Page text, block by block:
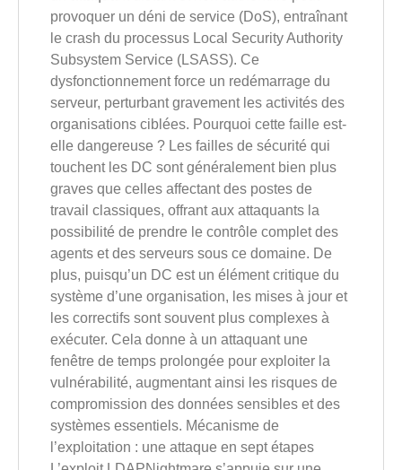
provoquer un déni de service (DoS), entraînant
le crash du processus Local Security Authority
Subsystem Service (LSASS). Ce
dysfonctionnement force un redémarrage du
serveur, perturbant gravement les activités des
organisations ciblées. Pourquoi cette faille est-
elle dangereuse ? Les failles de sécurité qui
touchent les DC sont généralement bien plus
graves que celles affectant des postes de
travail classiques, offrant aux attaquants la
possibilité de prendre le contrôle complet des
agents et des serveurs sous ce domaine. De
plus, puisqu’un DC est un élément critique du
système d’une organisation, les mises à jour et
les correctifs sont souvent plus complexes à
exécuter. Cela donne à un attaquant une
fenêtre de temps prolongée pour exploiter la
vulnérabilité, augmentant ainsi les risques de
compromission des données sensibles et des
systèmes essentiels. Mécanisme de
l’exploitation : une attaque en sept étapes